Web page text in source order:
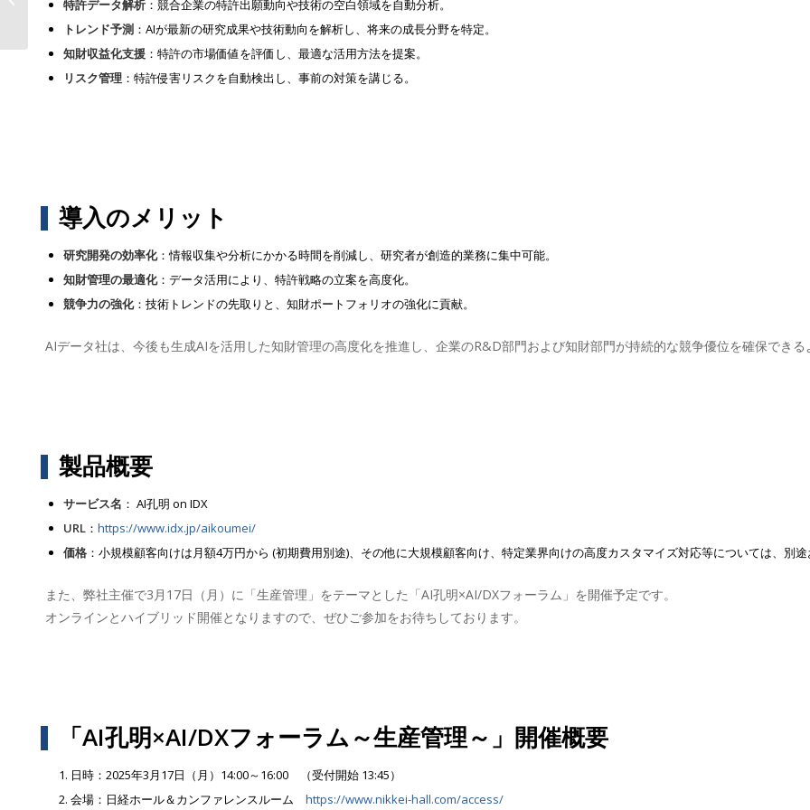
特許データ解析 ：競合企業の特許出願動向や技術の空白領域を自動分析。
トレンド予測 ：AIが最新の研究成果や技術動向を解析し、将来の成長分野を特定。
知財収益化支援 ：特許の市場価値を評価し、最適な活用方法を提案。
リスク管理 ：特許侵害リスクを自動検出し、事前の対策を講じる。
導入のメリット
研究開発の効率化：情報収集や分析にかかる時間を削減し、研究者が創造的業務に集中可能。
知財管理の最適化：データ活用により、特許戦略の立案を高度化。
競争力の強化：技術トレンドの先取りと、知財ポートフォリオの強化に貢献。
AIデータ社は、今後も生成AIを活用した知財管理の高度化を推進し、企業のR&D部門および知財部門が持続的な競争優位を確保できる
製品概要
サービス名 ： AI孔明 on IDX
URL ： https://www.idx.jp/aikoumei/
価格 ：小規模顧客向けは月額4万円から (初期費用別途)、その他に大規模顧客向け、特定業界向けの高度カスタマイズ対応等については、別途
また、弊社主催で3月17日（月）に「生産管理」をテーマとした「AI孔明×AI/DXフォーラム」を開催予定です。
オンラインとハイブリッド開催となりますので、ぜひご参加をお待ちしております。
「AI孔明×AI/DXフォーラム～生産管理～」開催概要
日時：2025年3月17日（月）14:00～16:00 （受付開始 13:45）
会場：日経ホール＆カンファレンスルーム https://www.nikkei-hall.com/access/
ワンプラットフォーム登場...